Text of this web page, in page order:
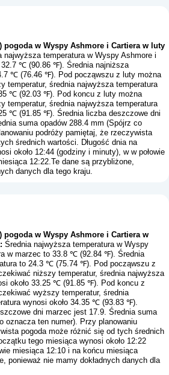
pogoda w Wyspy Ashmore i Cartiera w luty
najwyższa temperatura w Wyspy Ashmore i
32.7 ℃ (90.86 ℉). Średnia najniższa
℃ (76.46 ℉). Pod począwszu z luty można
temperatur, średnia najwyższa temperatura
℃ (92.03 ℉). Pod koncu z luty można
temperatur, średnia najwyższa temperatura
℃ (91.85 ℉). Średnia liczba deszczowe dni
suma opadów 288.4 mm (Spójrz co
podróży pamiętaj, że rzeczywista
średnich wartości. Długość dnia na
około 12:44 (godziny i minuty), w w połowie
12:22.Te dane są przybliżone,
danych dla tego kraju.
pogoda w Wyspy Ashmore i Cartiera w
Średnia najwyższa temperatura w Wyspy
w marzec to 33.8 ℃ (92.84 ℉). Średnia
to 24.3 ℃ (75.74 ℉). Pod począwszu z
niższy temperatur, średnia najwyższa
około 33.25 ℃ (91.85 ℉). Pod koncu z
wyższy temperatur, średnia
wynosi około 34.35 ℃ (93.83 ℉).
dni marzec jest 17.9. Średnia suma
oznacza ten numer). Przy planowaniu
pogoda może różnić się od tych średnich
tego miesiąca wynosi około 12:22
miesiąca 12:10 i na końcu miesiąca
ponieważ nie mamy dokładnych danych dla